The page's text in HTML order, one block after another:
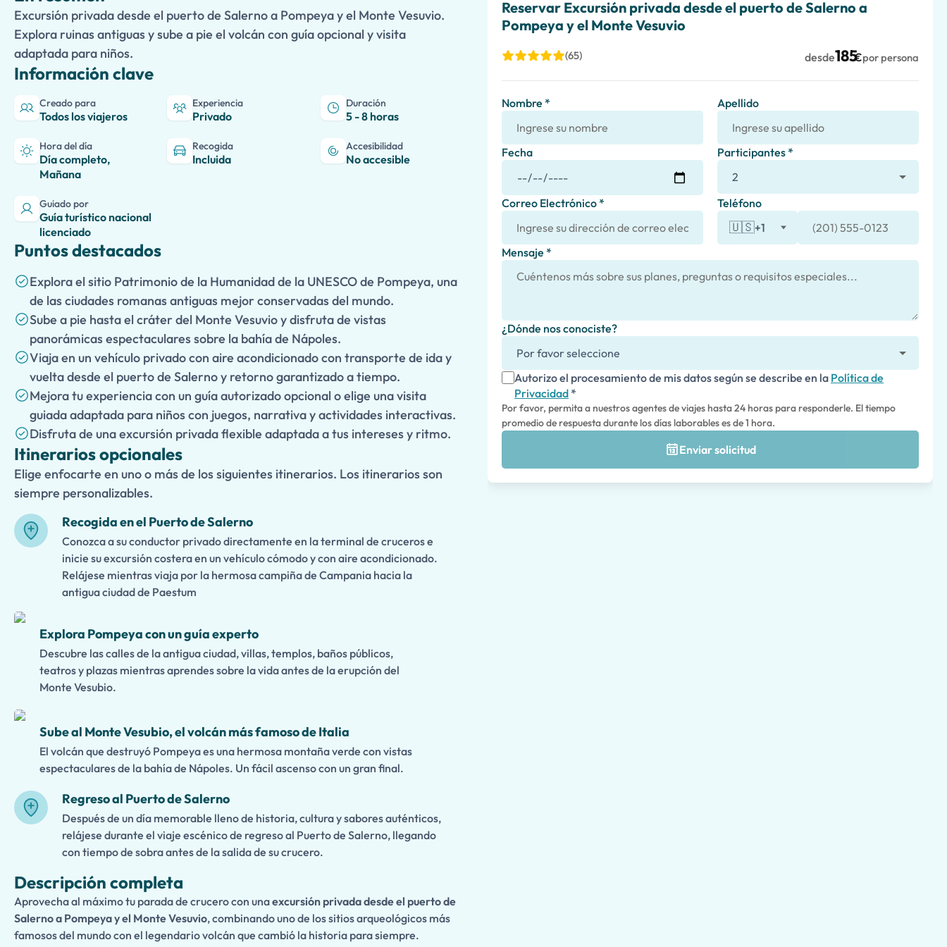
Excursión privada desde el puerto de Salerno a Pompeya y el Monte Vesuvio.
Explora ruinas antiguas y sube a pie el volcán con guía opcional y visita
adaptada para niños.
Información clave
Creado para
Todos los viajeros
Experiencia
Privado
Duración
5 - 8 horas
Hora del día
Día completo,
Mañana
Recogida
Incluida
Accesibilidad
No accesible
Guiado por
Guía turístico nacional
licenciado
Puntos destacados
Explora el sitio Patrimonio de la Humanidad de la UNESCO de Pompeya, una
de las ciudades romanas antiguas mejor conservadas del mundo.
Sube a pie hasta el cráter del Monte Vesuvio y disfruta de vistas
panorámicas espectaculares sobre la bahía de Nápoles.
Viaja en un vehículo privado con aire acondicionado con transporte de ida y
vuelta desde el puerto de Salerno y retorno garantizado a tiempo.
Mejora tu experiencia con un guía autorizado opcional o elige una visita
guiada adaptada para niños con juegos, narrativa y actividades interactivas.
Disfruta de una excursión privada flexible adaptada a tus intereses y ritmo.
Itinerarios opcionales
Elige enfocarte en uno o más de los siguientes itinerarios. Los itinerarios son
siempre personalizables.
Recogida en el Puerto de Salerno
Conozca a su conductor privado directamente en la terminal de cruceros e
inicie su excursión costera en un vehículo cómodo y con aire acondicionado.
Relájese mientras viaja por la hermosa campiña de Campania hacia la
antigua ciudad de Paestum
Explora Pompeya con un guía experto
Descubre las calles de la antigua ciudad, villas, templos, baños públicos,
teatros y plazas mientras aprendes sobre la vida antes de la erupción del
Monte Vesubio.
Sube al Monte Vesubio, el volcán más famoso de Italia
El volcán que destruyó Pompeya es una hermosa montaña verde con vistas
espectaculares de la bahía de Nápoles. Un fácil ascenso con un gran final.
Regreso al Puerto de Salerno
Después de un día memorable lleno de historia, cultura y sabores auténticos,
relájese durante el viaje escénico de regreso al Puerto de Salerno, llegando
con tiempo de sobra antes de la salida de su crucero.
Descripción completa
Aprovecha al máximo tu parada de crucero con unaexcursión privada desde el puerto de
Salerno a Pompeya y el Monte Vesuvio, combinando uno de los sitios arqueológicos más
famosos del mundo con el legendario volcán que cambió la historia para siempre.
Reservar Excursión privada desde el puerto de Salerno a
Pompeya y el Monte Vesuvio
(65) desde185€por persona
Nombre * Apellido
Fecha Participantes *
Correo Electrónico * Teléfono
🇺🇸+1
Mensaje *
¿Dónde nos conociste?
Autorizo el procesamiento de mis datos según se describe en la Política de
Privacidad *
Por favor, permita a nuestros agentes de viajes hasta 24 horas para responderle. El tiempo
promedio de respuesta durante los días laborables es de 1 hora.
Enviar solicitud